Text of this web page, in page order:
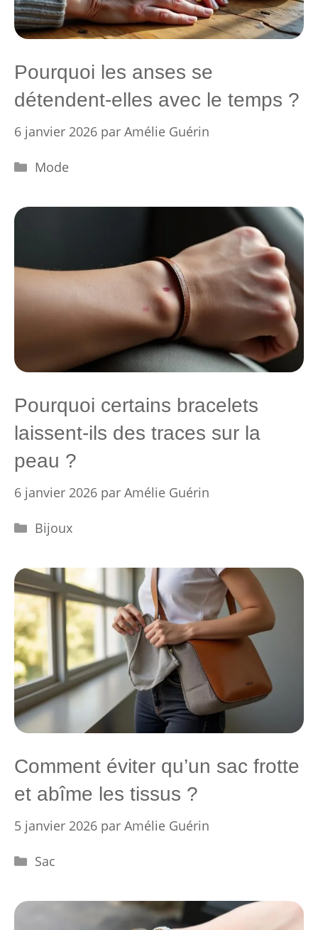
Pourquoi les anses se
détendent-elles avec le temps ?
6 janvier 2026 par Amélie Guérin
Catégories
Mode
Pourquoi certains bracelets
laissent-ils des traces sur la
peau ?
6 janvier 2026 par Amélie Guérin
Catégories
Bijoux
Comment éviter qu’un sac frotte
et abîme les tissus ?
5 janvier 2026 par Amélie Guérin
Catégories
Sac